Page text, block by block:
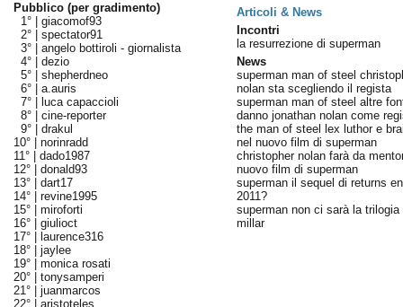
Pubblico (per gradimento)
1° | giacomof93
2° | spectator91
3° | angelo bottiroli - giornalista
4° | dezio
5° | shepherdneo
6° | a.auris
7° |
luca capaccioli
8° | cine-reporter
9° | drakul
10° | norinradd
11° | dado1987
12° | donald93
13° | dart17
14° | revine1995
15° | miroforti
16° | giulioct
17° |
laurence316
18° | jaylee
19° | monica rosati
20° | tonysamperi
21° | juanmarcos
22° | aristoteles
Articoli & News
Incontri
la resurrezione di superman
News
superman man of steel
nolan sta scegliendo il regista
superman man of steel altre
danno jonathan nolan come
the man of steel lex luthor e
nel nuovo film di superman
christopher nolan farà da
nuovo film di superman
superman il sequel di returns
2011?
superman non ci sarà la trilogia
millar